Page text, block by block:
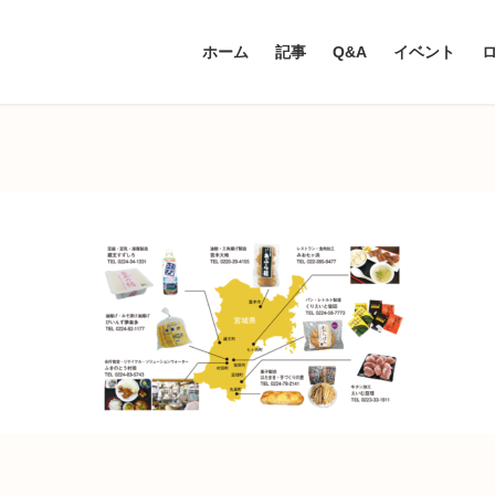
ホーム 記事 Q&A イベント